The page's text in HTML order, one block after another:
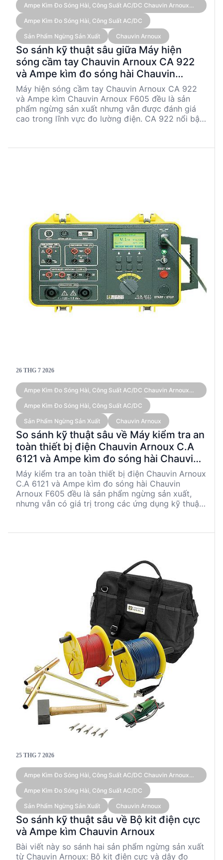
Ampe Kìm Đo Sóng Hài, Công Suất AC/DC Chauvin Arnoux
Ampe Kìm Đo Sóng Hài, Công Suất AC/DC
Sản Phẩm Ngừng Sản Xuất Chauvin Arnoux
So sánh kỹ thuật sâu giữa Máy hiện
sóng cầm tay Chauvin Arnoux CA 922
và Ampe kìm đo sóng hài Chauvin
Arnoux F605
Máy hiện sóng cầm tay Chauvin Arnoux CA 922
và Ampe kìm Chauvin Arnoux F605 đều là sản
phẩm ngừng sản xuất nhưng vẫn được đánh giá
cao trong lĩnh vực đo lường điện. CA 922 nổi bật
điện cao với độ chính xác cao. Cả hai sản phẩm
26 THG 7 2026
Ampe Kìm Đo Sóng Hài, Công Suất AC/DC Chauvin Arnoux
Ampe Kìm Đo Sóng Hài, Công Suất AC/DC
Sản Phẩm Ngừng Sản Xuất Chauvin Arnoux
So sánh kỹ thuật sâu về Máy kiểm tra an
toàn thiết bị điện Chauvin Arnoux C.A
6121 và Ampe kìm đo sóng hài Chauvin
Arnoux F605
Máy kiểm tra an toàn thiết bị điện Chauvin Arnoux
C.A 6121 và Ampe kìm đo sóng hài Chauvin
Arnoux F605 đều là sản phẩm ngừng sản xuất,
nhưng vẫn có giá trị trong các ứng dụng kỹ thuật.
các chức năng đo sóng hài và công suất với độ
này, giúp các kỹ sư và nhà quản lý kỹ thuật đưa ra
quyết định mua sắm phù hợp.
25 THG 7 2026
Ampe Kìm Đo Sóng Hài, Công Suất AC/DC Chauvin Arnoux
Ampe Kìm Đo Sóng Hài, Công Suất AC/DC
Sản Phẩm Ngừng Sản Xuất Chauvin Arnoux
So sánh kỹ thuật sâu về Bộ kit điện cực
và Ampe kìm Chauvin Arnoux
Bài viết này so sánh hai sản phẩm ngừng sản xuất
từ Chauvin Arnoux: Bộ kit điện cực và dây đo